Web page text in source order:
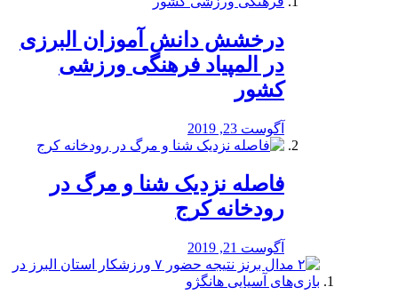
درخشش دانش آموزان البرزی
در المپیاد فرهنگی ورزشی
کشور
آگوست 23, 2019
️فاصله نزدیک شنا و مرگ در
رودخانه کرج
آگوست 21, 2019